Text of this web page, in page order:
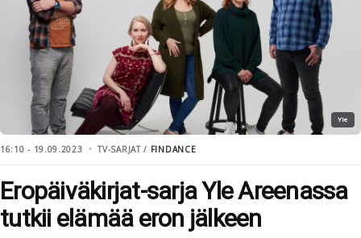
Yle
16:10 - 19.09.2023 TV-SARJAT / FINDANCE
Eropäiväkirjat-sarja Yle Areenassa
tutkii elämää eron jälkeen